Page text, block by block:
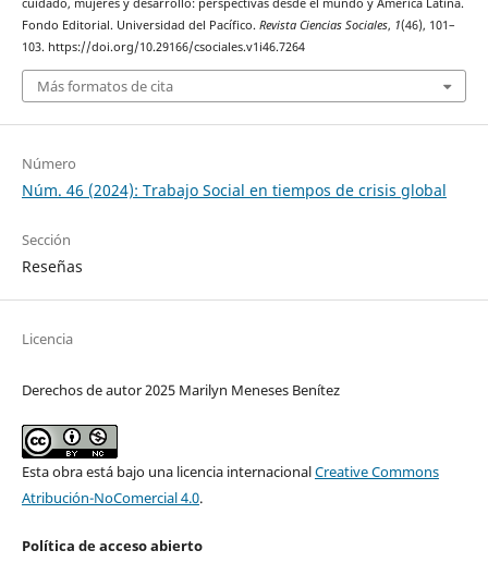
cuidado, mujeres y desarrollo: perspectivas desde el mundo y América Latina.
Fondo Editorial. Universidad del Pacífico. Revista Ciencias Sociales, 1(46), 101–
103. https://doi.org/10.29166/csociales.v1i46.7264
Más formatos de cita
Número
Núm. 46 (2024): Trabajo Social en tiempos de crisis global
Sección
Reseñas
Licencia
Derechos de autor 2025 Marilyn Meneses Benítez
Esta obra está bajo una licencia internacionalCreative Commons
Atribución-NoComercial 4.0.
Política de acceso abierto